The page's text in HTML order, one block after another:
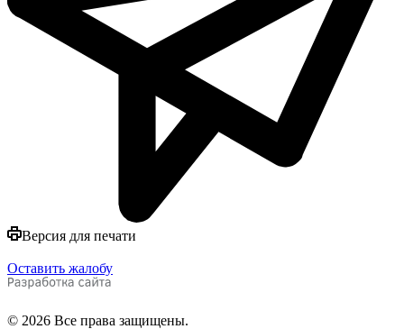
Версия для печати
Оставить жалобу
© 2026 Все права защищены.